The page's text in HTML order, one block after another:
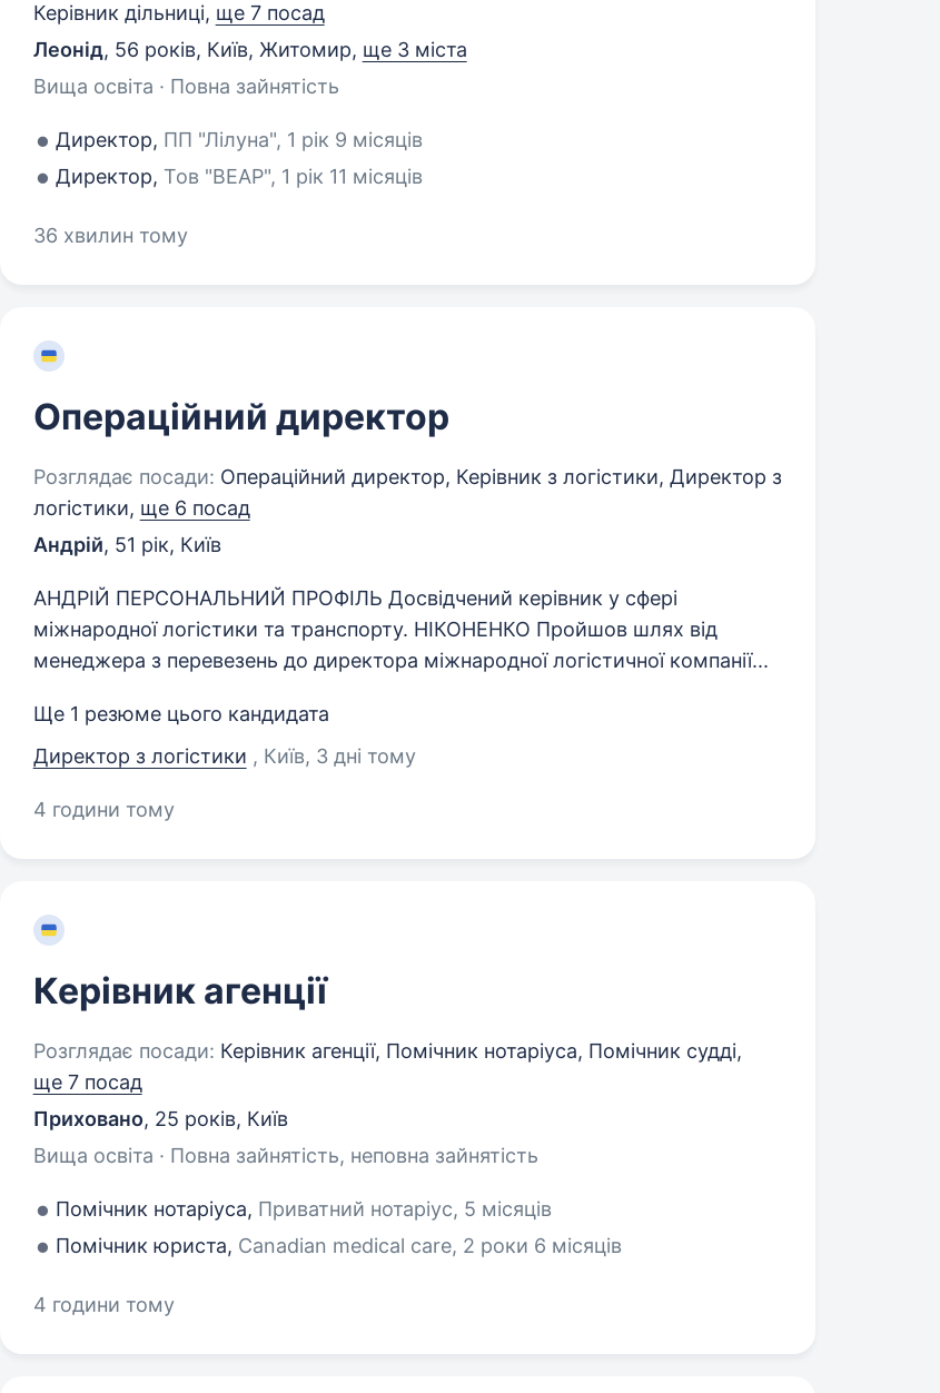
Керівник дільниці, ще 7 посад
Леонід, 56 років, Київ, Житомир, ще 3 міста
Вища освіта · Повна зайнятість
Директор, ПП "Лілуна", 1 рік 9 місяців
Директор, Тов "ВЕАР", 1 рік 11 місяців
36 хвилин тому
Операційний директор
Розглядає посади: Операційний директор, Керівник з логістики, Директор з
логістики, ще 6 посад
Андрій, 51 рік, Київ
АНДРІЙ ПЕРСОНАЛЬНИЙ ПРОФІЛЬ Досвідчений керівник у сфері
міжнародної логістики та транспорту. НІКОНЕНКО Пройшов шлях від
менеджера з перевезень до директора міжнародної логістичної компанії...
Ще 1 резюме цього кандидата
Директор з логістики , Київ, 3 дні тому
4 години тому
Керівник агенції
Розглядає посади: Керівник агенції, Помічник нотаріуса, Помічник судді,
ще 7 посад
Приховано, 25 років, Київ
Вища освіта · Повна зайнятість, неповна зайнятість
Помічник нотаріуса, Приватний нотаріус, 5 місяців
Помічник юриста, Canadian medical care, 2 роки 6 місяців
4 години тому